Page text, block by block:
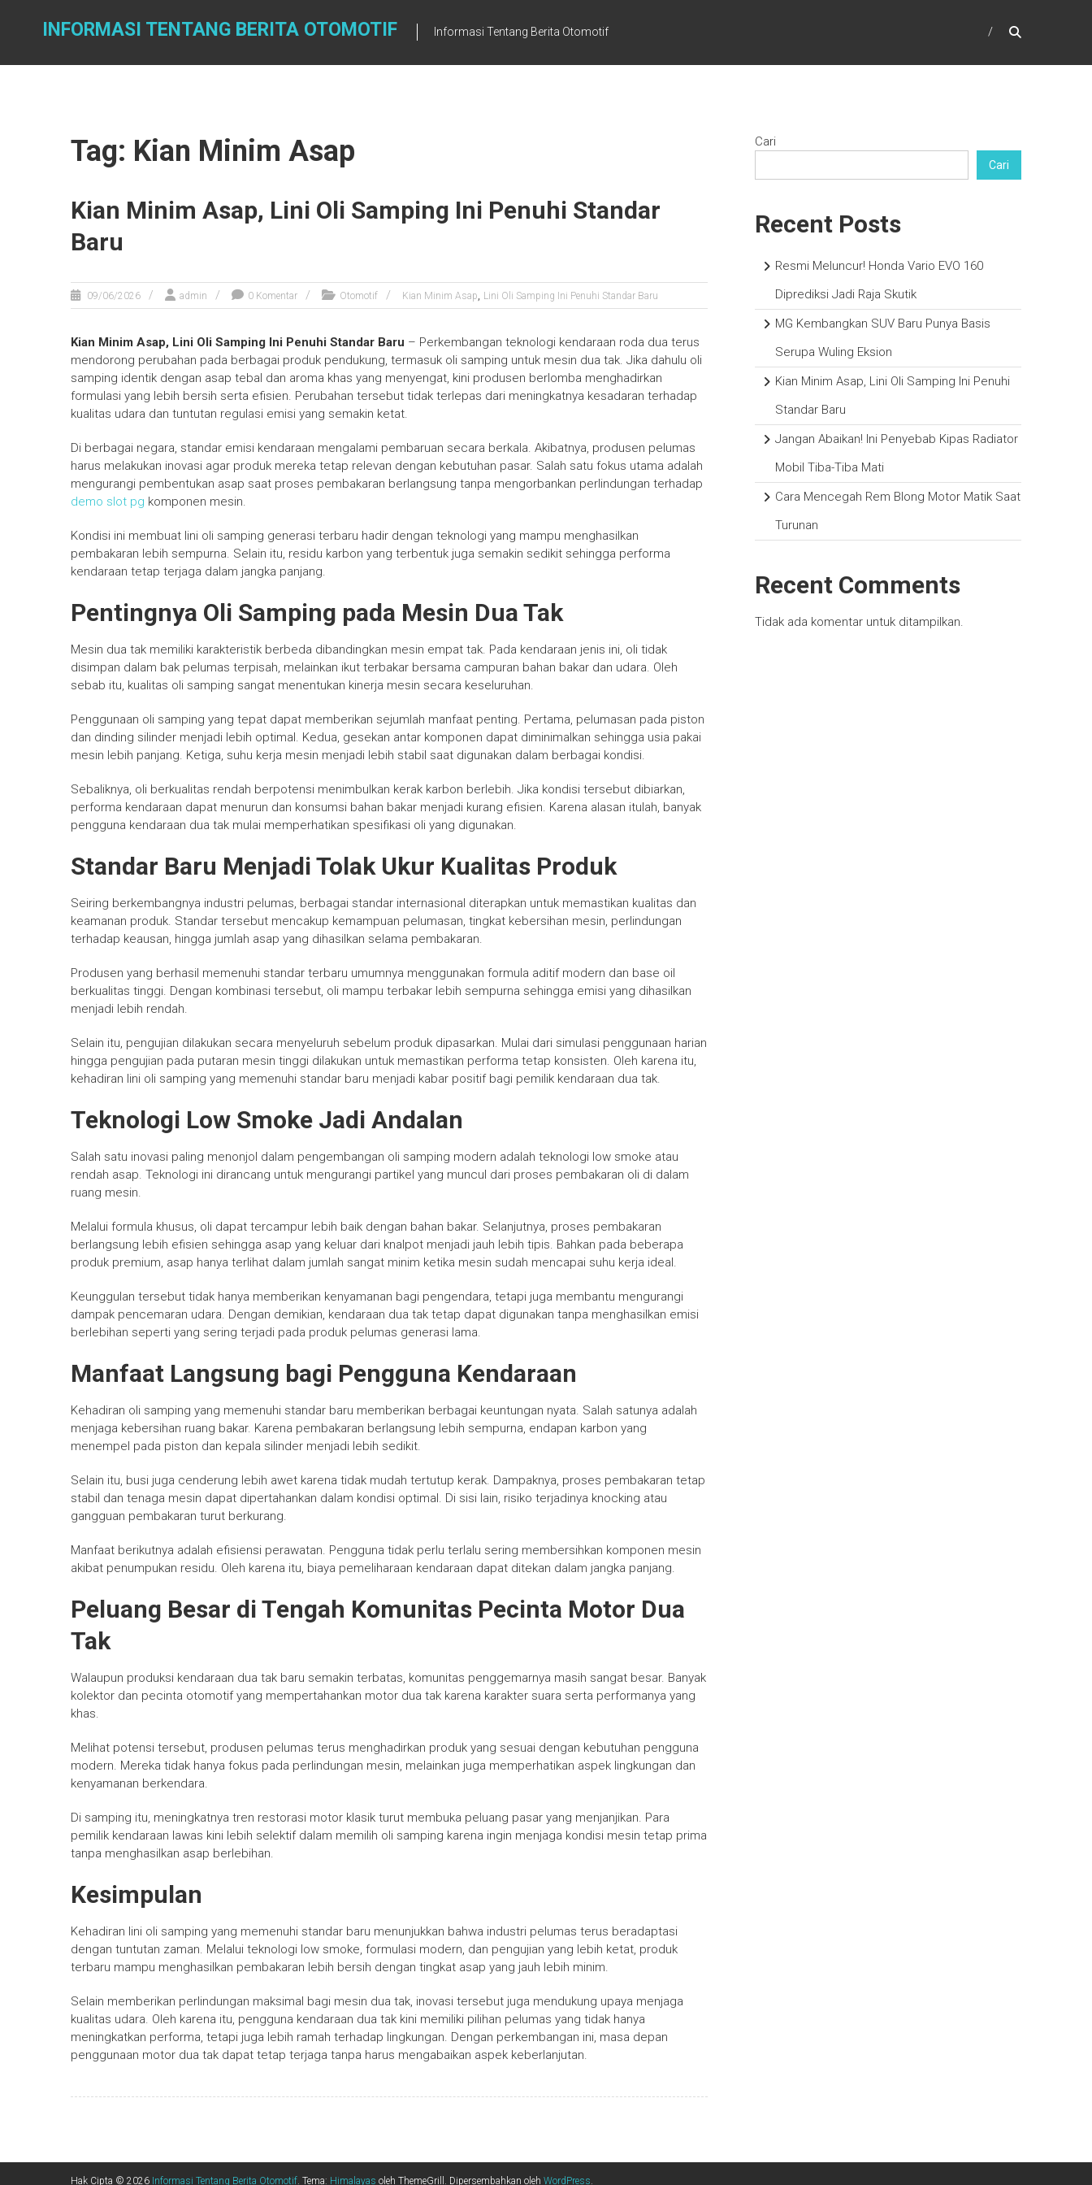
INFORMASI TENTANG BERITA OTOMOTIF Informasi Tentang Berita Otomotif
Tag: Kian Minim Asap
Kian Minim Asap, Lini Oli Samping Ini Penuhi Standar
Baru
09/06/2026 admin 0 Komentar Otomotif Kian Minim Asap, Lini Oli Samping Ini Penuhi Standar Baru
Kian Minim Asap, Lini Oli Samping Ini Penuhi Standar Baru – Perkembangan teknologi kendaraan roda dua terus
mendorong perubahan pada berbagai produk pendukung, termasuk oli samping untuk mesin dua tak. Jika dahulu oli
samping identik dengan asap tebal dan aroma khas yang menyengat, kini produsen berlomba menghadirkan
formulasi yang lebih bersih serta efisien. Perubahan tersebut tidak terlepas dari meningkatnya kesadaran terhadap
kualitas udara dan tuntutan regulasi emisi yang semakin ketat.
Di berbagai negara, standar emisi kendaraan mengalami pembaruan secara berkala. Akibatnya, produsen pelumas
harus melakukan inovasi agar produk mereka tetap relevan dengan kebutuhan pasar. Salah satu fokus utama adalah
mengurangi pembentukan asap saat proses pembakaran berlangsung tanpa mengorbankan perlindungan terhadap
demo slot pg komponen mesin.
Kondisi ini membuat lini oli samping generasi terbaru hadir dengan teknologi yang mampu menghasilkan
pembakaran lebih sempurna. Selain itu, residu karbon yang terbentuk juga semakin sedikit sehingga performa
kendaraan tetap terjaga dalam jangka panjang.
Pentingnya Oli Samping pada Mesin Dua Tak
Mesin dua tak memiliki karakteristik berbeda dibandingkan mesin empat tak. Pada kendaraan jenis ini, oli tidak
disimpan dalam bak pelumas terpisah, melainkan ikut terbakar bersama campuran bahan bakar dan udara. Oleh
sebab itu, kualitas oli samping sangat menentukan kinerja mesin secara keseluruhan.
Penggunaan oli samping yang tepat dapat memberikan sejumlah manfaat penting. Pertama, pelumasan pada piston
dan dinding silinder menjadi lebih optimal. Kedua, gesekan antar komponen dapat diminimalkan sehingga usia pakai
mesin lebih panjang. Ketiga, suhu kerja mesin menjadi lebih stabil saat digunakan dalam berbagai kondisi.
Sebaliknya, oli berkualitas rendah berpotensi menimbulkan kerak karbon berlebih. Jika kondisi tersebut dibiarkan,
performa kendaraan dapat menurun dan konsumsi bahan bakar menjadi kurang efisien. Karena alasan itulah, banyak
pengguna kendaraan dua tak mulai memperhatikan spesifikasi oli yang digunakan.
Standar Baru Menjadi Tolak Ukur Kualitas Produk
Seiring berkembangnya industri pelumas, berbagai standar internasional diterapkan untuk memastikan kualitas dan
keamanan produk. Standar tersebut mencakup kemampuan pelumasan, tingkat kebersihan mesin, perlindungan
terhadap keausan, hingga jumlah asap yang dihasilkan selama pembakaran.
Produsen yang berhasil memenuhi standar terbaru umumnya menggunakan formula aditif modern dan base oil
berkualitas tinggi. Dengan kombinasi tersebut, oli mampu terbakar lebih sempurna sehingga emisi yang dihasilkan
menjadi lebih rendah.
Selain itu, pengujian dilakukan secara menyeluruh sebelum produk dipasarkan. Mulai dari simulasi penggunaan harian
hingga pengujian pada putaran mesin tinggi dilakukan untuk memastikan performa tetap konsisten. Oleh karena itu,
kehadiran lini oli samping yang memenuhi standar baru menjadi kabar positif bagi pemilik kendaraan dua tak.
Teknologi Low Smoke Jadi Andalan
Salah satu inovasi paling menonjol dalam pengembangan oli samping modern adalah teknologi low smoke atau
rendah asap. Teknologi ini dirancang untuk mengurangi partikel yang muncul dari proses pembakaran oli di dalam
ruang mesin.
Melalui formula khusus, oli dapat tercampur lebih baik dengan bahan bakar. Selanjutnya, proses pembakaran
berlangsung lebih efisien sehingga asap yang keluar dari knalpot menjadi jauh lebih tipis. Bahkan pada beberapa
produk premium, asap hanya terlihat dalam jumlah sangat minim ketika mesin sudah mencapai suhu kerja ideal.
Keunggulan tersebut tidak hanya memberikan kenyamanan bagi pengendara, tetapi juga membantu mengurangi
dampak pencemaran udara. Dengan demikian, kendaraan dua tak tetap dapat digunakan tanpa menghasilkan emisi
berlebihan seperti yang sering terjadi pada produk pelumas generasi lama.
Manfaat Langsung bagi Pengguna Kendaraan
Kehadiran oli samping yang memenuhi standar baru memberikan berbagai keuntungan nyata. Salah satunya adalah
menjaga kebersihan ruang bakar. Karena pembakaran berlangsung lebih sempurna, endapan karbon yang
menempel pada piston dan kepala silinder menjadi lebih sedikit.
Selain itu, busi juga cenderung lebih awet karena tidak mudah tertutup kerak. Dampaknya, proses pembakaran tetap
stabil dan tenaga mesin dapat dipertahankan dalam kondisi optimal. Di sisi lain, risiko terjadinya knocking atau
gangguan pembakaran turut berkurang.
Manfaat berikutnya adalah efisiensi perawatan. Pengguna tidak perlu terlalu sering membersihkan komponen mesin
akibat penumpukan residu. Oleh karena itu, biaya pemeliharaan kendaraan dapat ditekan dalam jangka panjang.
Peluang Besar di Tengah Komunitas Pecinta Motor Dua
Tak
Walaupun produksi kendaraan dua tak baru semakin terbatas, komunitas penggemarnya masih sangat besar. Banyak
kolektor dan pecinta otomotif yang mempertahankan motor dua tak karena karakter suara serta performanya yang
khas.
Melihat potensi tersebut, produsen pelumas terus menghadirkan produk yang sesuai dengan kebutuhan pengguna
modern. Mereka tidak hanya fokus pada perlindungan mesin, melainkan juga memperhatikan aspek lingkungan dan
kenyamanan berkendara.
Di samping itu, meningkatnya tren restorasi motor klasik turut membuka peluang pasar yang menjanjikan. Para
pemilik kendaraan lawas kini lebih selektif dalam memilih oli samping karena ingin menjaga kondisi mesin tetap prima
tanpa menghasilkan asap berlebihan.
Kesimpulan
Kehadiran lini oli samping yang memenuhi standar baru menunjukkan bahwa industri pelumas terus beradaptasi
dengan tuntutan zaman. Melalui teknologi low smoke, formulasi modern, dan pengujian yang lebih ketat, produk
terbaru mampu menghasilkan pembakaran lebih bersih dengan tingkat asap yang jauh lebih minim.
Selain memberikan perlindungan maksimal bagi mesin dua tak, inovasi tersebut juga mendukung upaya menjaga
kualitas udara. Oleh karena itu, pengguna kendaraan dua tak kini memiliki pilihan pelumas yang tidak hanya
meningkatkan performa, tetapi juga lebih ramah terhadap lingkungan. Dengan perkembangan ini, masa depan
penggunaan motor dua tak dapat tetap terjaga tanpa harus mengabaikan aspek keberlanjutan.
Cari
Cari
Recent Posts
Resmi Meluncur! Honda Vario EVO 160
Diprediksi Jadi Raja Skutik
MG Kembangkan SUV Baru Punya Basis
Serupa Wuling Eksion
Kian Minim Asap, Lini Oli Samping Ini Penuhi
Standar Baru
Jangan Abaikan! Ini Penyebab Kipas Radiator
Mobil Tiba-Tiba Mati
Cara Mencegah Rem Blong Motor Matik Saat
Turunan
Recent Comments
Tidak ada komentar untuk ditampilkan.
Hak Cipta © 2026 Informasi Tentang Berita Otomotif. Tema: Himalayas oleh ThemeGrill. Dipersembahkan oleh WordPress.